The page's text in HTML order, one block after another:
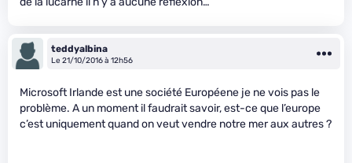
teddyalbina
Le 21/10/2016 à 12h56
Microsoft Irlande est une société Européene je ne vois pas le
problème. A un moment il faudrait savoir, est-ce que l’europe
c’est uniquement quand on veut vendre notre meraux autres ?